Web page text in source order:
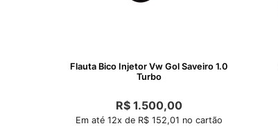
Flauta Bico Injetor Vw Gol Saveiro 1.0
Turbo
R$1.500,00
Em até 12x de R$ 152,01 no cartão